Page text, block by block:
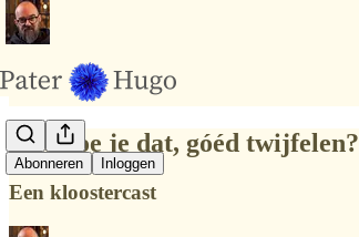
Abonneren Inloggen
Hoe doe je dat, góéd twijfelen?
Een kloostercast